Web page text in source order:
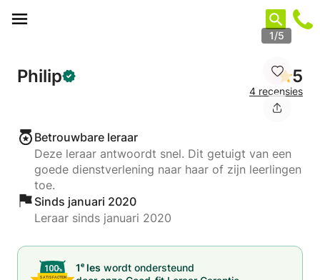
1/5
Philip 5
4 recensies
Betrouwbare leraar
Deze leraar antwoordt snel. Dit getuigt van een
goede dienstverlening naar haar of zijn leerlingen
toe.
Sinds januari 2020
Leraar sinds januari 2020
1e les wordt ondersteund